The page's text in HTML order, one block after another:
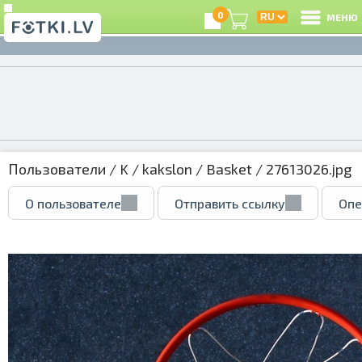
0 МЕНЮ
Пользователи / K / kakslon / Basket / 27613026.jpg
О пользователе Отправить ссылку